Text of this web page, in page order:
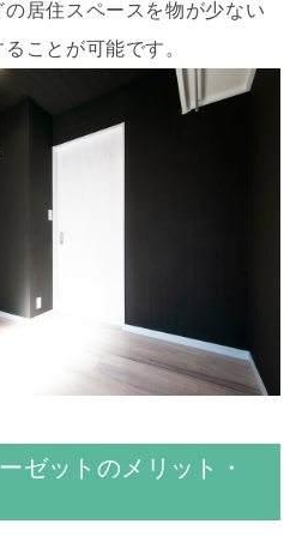
居住スペースを物が少ない
ことが可能です。
ゼットのメリット・